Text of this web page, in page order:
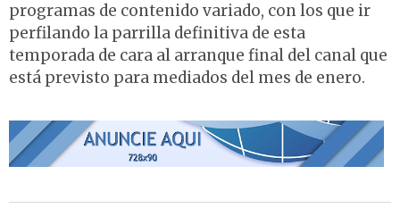
programas de contenido variado, con los que ir
perfilando la parrilla definitiva de esta
temporada de cara al arranque final del canal que
está previsto para mediados del mes de enero.